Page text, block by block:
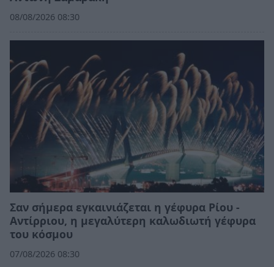
08/08/2026 08:30
Σαν σήμερα εγκαινιάζεται η γέφυρα Ρίου -
Αντίρριου, η μεγαλύτερη καλωδιωτή γέφυρα
του κόσμου
07/08/2026 08:30